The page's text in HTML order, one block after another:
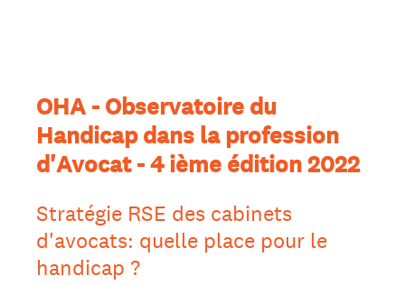
OHA - Observatoire du
Handicap dans la profession
d'Avocat - 4 ième édition 2022
Stratégie RSE des cabinets
d'avocats: quelle place pour le
handicap ?